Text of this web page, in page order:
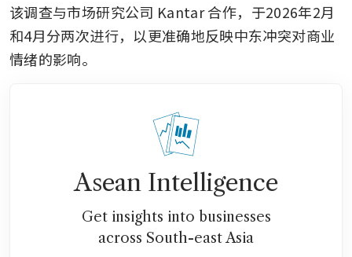
该调查与市场研究公司 Kantar 合作，于2026年2月
和4月分两次进行，以更准确地反映中东冲突对商业
情绪的影响。
Asean Intelligence
Get insights into businesses
across South-east Asia